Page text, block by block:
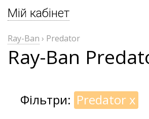
Мій кабінет
Ray-Ban › Predator
Ray-Ban
Фільтри: Predatorx